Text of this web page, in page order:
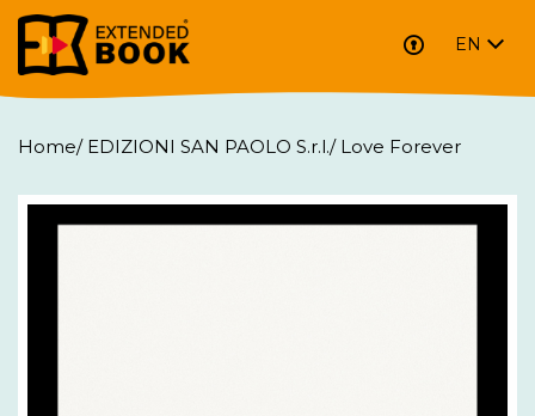
EN
Home/ EDIZIONI SAN PAOLO S.r.l./ Love Forever